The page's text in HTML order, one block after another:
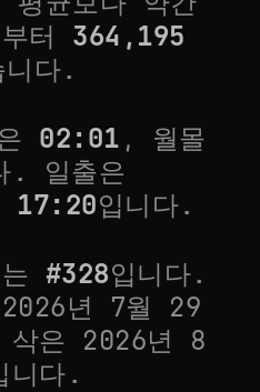
터 364,195
다.
02:01 , 월몰
. 일출은
17:20입니다.
#328입니다.
2026년 7월 29
은 2026년 8
니다.